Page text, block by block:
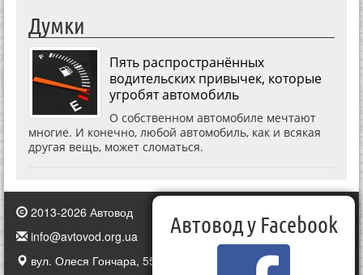
Думки
Пять распространённых
водительских привычек, которые
угробят автомобиль
О собственном автомобиле мечтают
многие. И конечно, любой автомобиль, как и всякая
другая вещь, может сломаться.
2013-2026 Автовод
info@avtovod.org.ua
вул. Олеся Гончара, 55, Київ, Україна
Автовод у Facebook